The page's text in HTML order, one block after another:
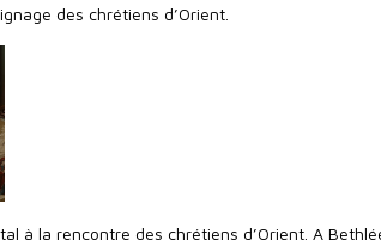
des chrétiens d’Orient.
à la rencontre des chrétiens d’Orient. A